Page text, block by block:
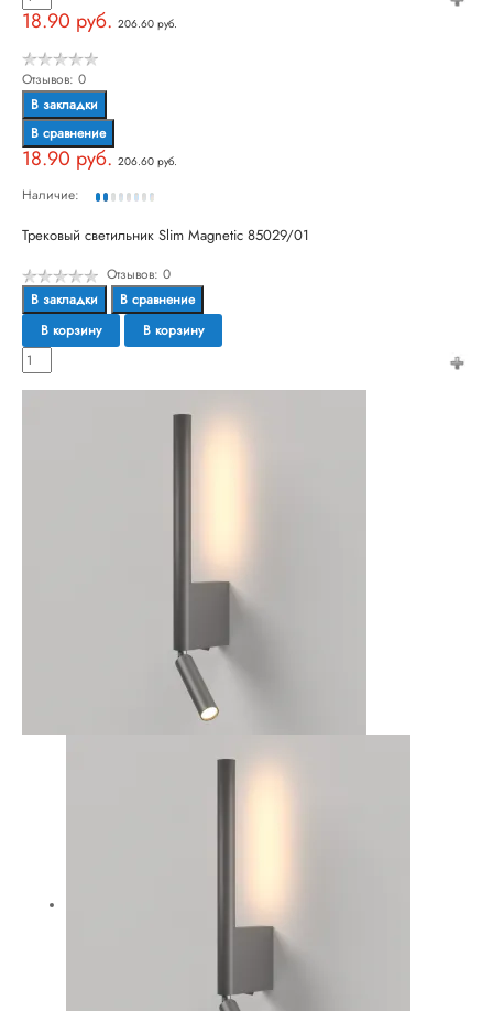
18.90 руб. 206.60 руб.
Отзывов: 0
В закладки
В сравнение
18.90 руб. 206.60 руб.
Наличие:
Трековый светильник Slim Magnetic 85029/01
Отзывов: 0
В закладки
В сравнение
В корзину
В корзину